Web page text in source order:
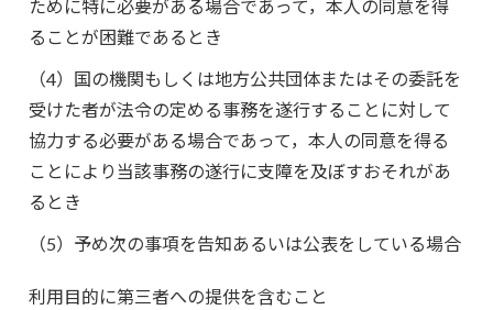
ために特に必要がある場合であって，本人の同意を得
ることが困難であるとき
（4）国の機関もしくは地方公共団体またはその委託を
受けた者が法令の定める事務を遂行することに対して
協力する必要がある場合であって，本人の同意を得る
ことにより当該事務の遂行に支障を及ぼすおそれがあ
るとき
（5）予め次の事項を告知あるいは公表をしている場合
利用目的に第三者への提供を含むこと